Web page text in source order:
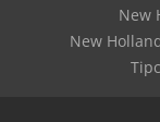
New
New